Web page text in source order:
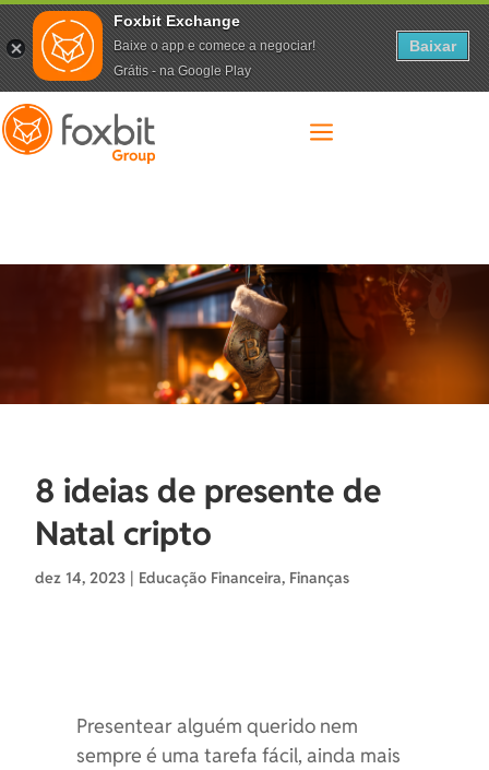
a
8 ideias de presente de
Natal cripto
dez 14, 2023 | Educação Financeira, Finanças
Presentear alguém querido nem
sempre é uma tarefa fácil, ainda mais
Foxbit Exchange
Baixe o app e comece a negociar!
Grátis - na Google Play
Baixar